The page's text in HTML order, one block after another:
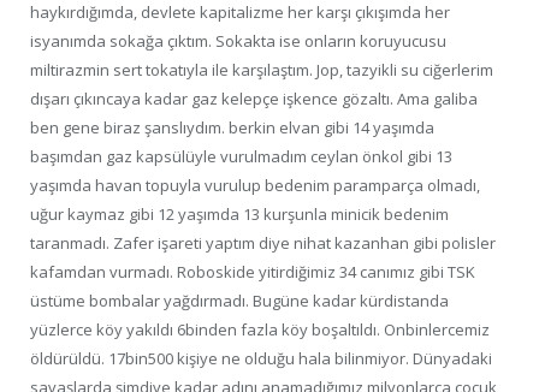
haykırdığımda, devlete kapitalizme her karşı çıkışımda her
isyanımda sokağa çıktım. Sokakta ise onların koruyucusu
miltirazmin sert tokatıyla ile karşılaştım. Jop, tazyikli su ciğerlerim
dışarı çıkıncaya kadar gaz kelepçe işkence gözaltı. Ama galiba
ben gene biraz şanslıydım. berkin elvan gibi 14 yaşımda
başımdan gaz kapsülüyle vurulmadım ceylan önkol gibi 13
yaşımda havan topuyla vurulup bedenim paramparça olmadı,
uğur kaymaz gibi 12 yaşımda 13 kurşunla minicik bedenim
taranmadı. Zafer işareti yaptım diye nihat kazanhan gibi polisler
kafamdan vurmadı. Roboskide yitirdiğimiz 34 canımız gibi TSK
üstüme bombalar yağdırmadı. Bugüne kadar kürdistanda
yüzlerce köy yakıldı 6binden fazla köy boşaltıldı. Onbinlercemiz
öldürüldü. 17bin500 kişiye ne olduğu hala bilinmiyor. Dünyadaki
savaşlarda şimdiye kadar adını anamadığımız milyonlarca çocuk